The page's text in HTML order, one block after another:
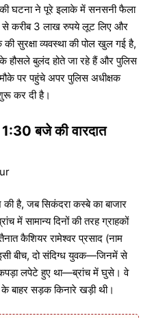
घटना ने पूरे इलाके में सनसनी फैला
से करीब 3 लाख रुपये लूट लिए और
सुरक्षा व्यवस्था की पोल खुल गई है,
के हौसले बुलंद होते जा रहे हैं और पुलिस
पर पहुंचे अपर पुलिस अधीक्षक
कर दी है।
1:30 बजे की वारदात
है, जब सिकंदरा कस्बे का बाजार
में सामान्य दिनों की तरह ग्राहकों
कैशियर रामेश्वर प्रसाद (नाम
बीच, दो संदिग्ध युवक—जिनमें से
लपेटे हुए था—ब्रांच में घुसे। वे
बाहर सड़क किनारे खड़ी थी।